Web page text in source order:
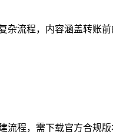
流程，内容涵盖转账
程，需下载官方合规